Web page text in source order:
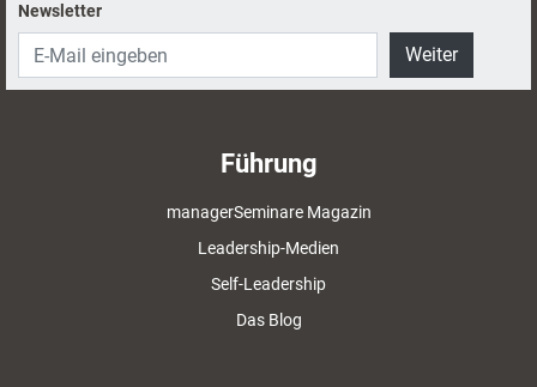
Newsletter
Weiter
Führung
managerSeminare Magazin
Leadership-Medien
Self-Leadership
Das Blog